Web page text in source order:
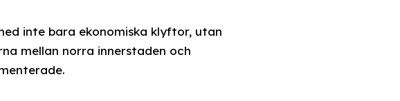
inte bara ekonomiska klyftor, utan
mellan norra innerstaden och